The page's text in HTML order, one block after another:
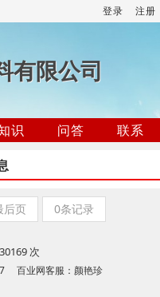
登录 注册
有限公司
识 问答
联系
后页 0条记录
次
百业网客服：颜艳珍